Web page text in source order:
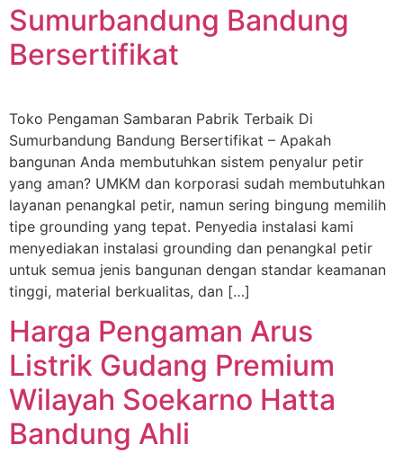
Sumurbandung Bandung
Bersertifikat
Toko Pengaman Sambaran Pabrik Terbaik Di
Sumurbandung Bandung Bersertifikat – Apakah
bangunan Anda membutuhkan sistem penyalur petir
yang aman? UMKM dan korporasi sudah membutuhkan
layanan penangkal petir, namun sering bingung memilih
tipe grounding yang tepat. Penyedia instalasi kami
menyediakan instalasi grounding dan penangkal petir
untuk semua jenis bangunan dengan standar keamanan
tinggi, material berkualitas, dan […]
Harga Pengaman Arus
Listrik Gudang Premium
Wilayah Soekarno Hatta
Bandung Ahli